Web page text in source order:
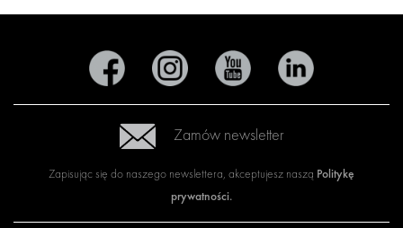
Zamów newsletter
Zapisując się do naszego newslettera, akceptujesz naszą Politykę
prywatności.